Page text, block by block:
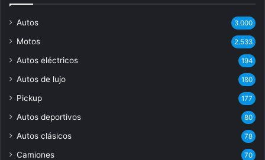
Autos 3.000
Motos 2.533
Autos eléctricos 194
Autos de lujo 180
Pickup 177
Autos deportivos 80
Autos clásicos 78
Camiones 70